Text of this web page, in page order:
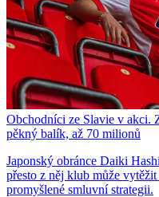
Obchodníci ze Slavie v akci.
pěkný balík, až 70 milionů
Japonský obránce Daiki
přesto z něj klub může
promyšlené smluvní strategii.